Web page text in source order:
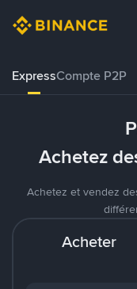
ExpressCompte P2P
Achetez
Achetez et vendez
Acheter